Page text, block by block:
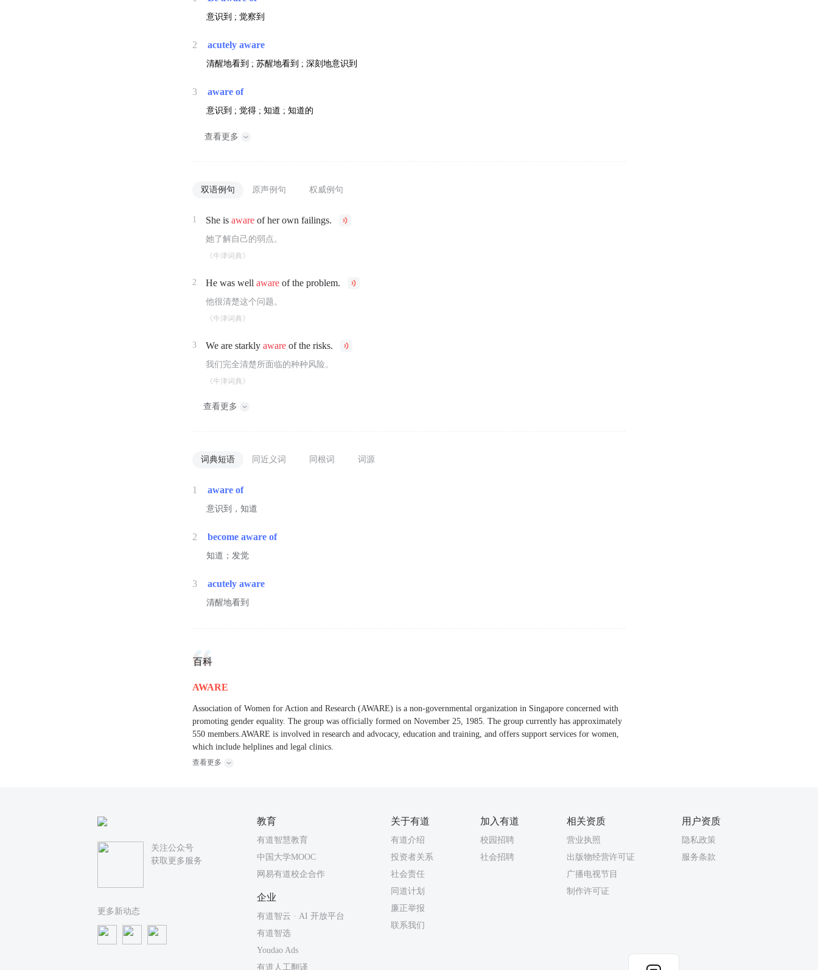
意识到 ; 觉察到
2 acutely aware
清醒地看到 ; 苏醒地看到 ; 深刻地意识到
3 aware of
意识到 ; 觉得 ; 知道 ; 知道的
查看更多
双语例句 原声例句 权威例句
1 She isaware of her own failings.
她了解自己的弱点。
《牛津词典》
2 He was wellaware of the problem.
他很清楚这个问题。
《牛津词典》
3 We are starklyaware of the risks.
我们完全清楚所面临的种种风险。
《牛津词典》
查看更多
词典短语 同近义词 同根词 词源
1 aware of
意识到，知道
2 become aware of
知道；发觉
3 acutely aware
清醒地看到
百科
AWARE
Association of Women for Action and Research (AWARE) is a non-governmental organization in Singapore concerned with
promoting gender equality. The group was officially formed on November 25, 1985. The group currently has approximately
550 members.AWARE is involved in research and advocacy, education and training, and offers support services for women,
which include helplines and legal clinics.
查看更多
关注公众号
获取更多服务
更多新动态
教育
有道智慧教育
中国大学MOOC
网易有道校企合作
关于有道
有道介绍
投资者关系
社会责任
同道计划
廉正举报
联系我们
加入有道
校园招聘
社会招聘
相关资质
营业执照
出版物经营许可证
广播电视节目
制作许可证
用户资质
隐私政策
服务条款
企业
有道智云 · AI 开放平台
有道智选
Youdao Ads
有道人工翻译